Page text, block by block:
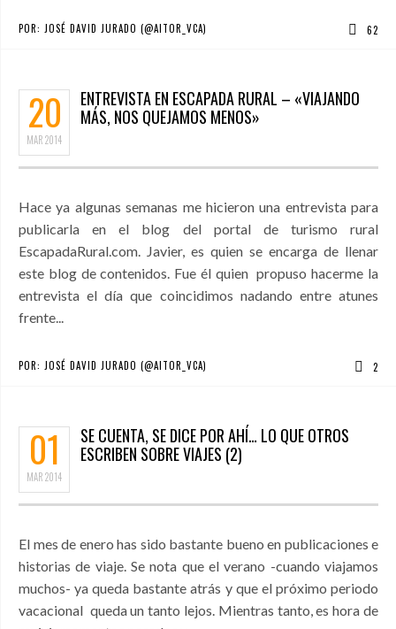
POR: JOSÉ DAVID JURADO (@AITOR_VCA) 62
20
MAR2014
ENTREVISTA EN ESCAPADA RURAL – «VIAJANDO
MÁS, NOS QUEJAMOS MENOS»
Hace ya algunas semanas me hicieron una entrevista para
publicarla en el blog del portal de turismo rural
EscapadaRural.com. Javier, es quien se encarga de llenar
este blog de contenidos. Fue él quien propuso hacerme la
entrevista el día que coincidimos nadando entre atunes
frente...
POR: JOSÉ DAVID JURADO (@AITOR_VCA) 2
01
MAR2014
SE CUENTA, SE DICE POR AHÍ… LO QUE OTROS
ESCRIBEN SOBRE VIAJES (2)
El mes de enero has sido bastante bueno en publicaciones e
historias de viaje. Se nota que el verano -cuando viajamos
muchos- ya queda bastante atrás y que el próximo periodo
vacacional queda un tanto lejos. Mientras tanto, es hora de